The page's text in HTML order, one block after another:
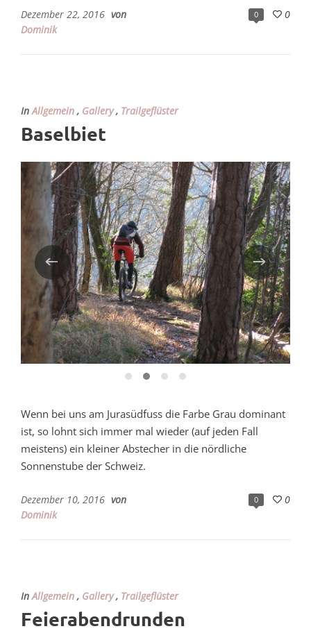
0 0
Dezember 22, 2016 von
Dominik
In Allgemein , Gallery, Trailgeflüster
Baselbiet
Wenn bei uns am Jurasüdfuss die Farbe Grau dominant
ist, so lohnt sich immer mal wieder (auf jeden Fall
meistens) ein kleiner Abstecher in die nördliche
Sonnenstube der Schweiz.
0 0
Dezember 10, 2016 von
Dominik
In Allgemein , Gallery, Trailgeflüster
Feierabendrunden